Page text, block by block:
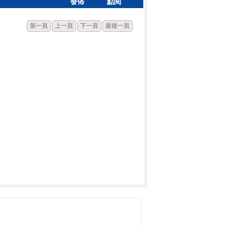
第一頁 上一頁 下一頁 最後一頁